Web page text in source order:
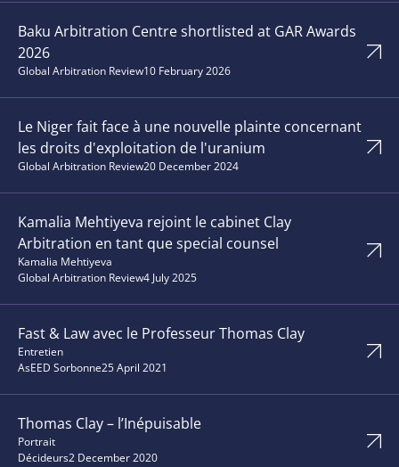
Baku Arbitration Centre shortlisted at GAR Awards
2026
Global Arbitration Review10 February 2026
Le Niger fait face à une nouvelle plainte concernant
les droits d'exploitation de l'uranium
Global Arbitration Review20 December 2024
Kamalia Mehtiyeva rejoint le cabinet Clay
Arbitration en tant que special counsel
Kamalia Mehtiyeva
Global Arbitration Review4 July 2025
Fast & Law avec le Professeur Thomas Clay
Entretien
AsEED Sorbonne25 April 2021
Thomas Clay – l’Inépuisable
Portrait
Décideurs2 December 2020